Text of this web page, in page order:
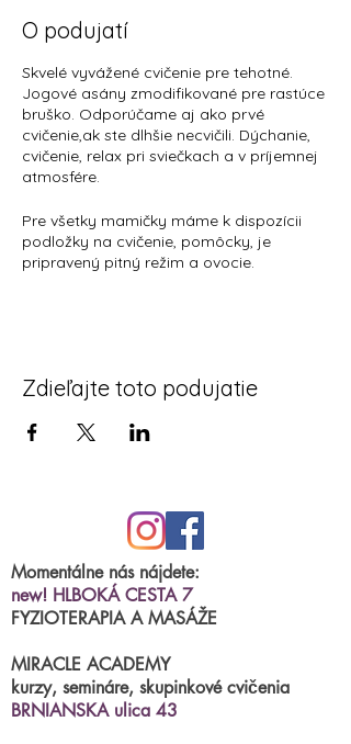
O podujatí
Skvelé vyvážené cvičenie pre tehotné.
Jogové asány zmodifikované pre rastúce
bruško. Odporúčame aj ako prvé
cvičenie,ak ste dlhšie necvičili. Dýchanie,
cvičenie, relax pri sviečkach a v príjemnej
atmosfére.
Pre všetky mamičky máme k dispozícii
podložky na cvičenie, pomôcky, je
pripravený pitný režim a ovocie.
voňavými a praktickými vzorkami od
Zdieľajte toto podujatie
Momentálne nás nájdete:
new! HLBOKÁ CESTA 7
FYZIOTERAPIA A MASÁŽE
MIRACLE ACADEMY
kurzy, semináre, skupinkové cvičenia
BRNIANSKA ulica 43